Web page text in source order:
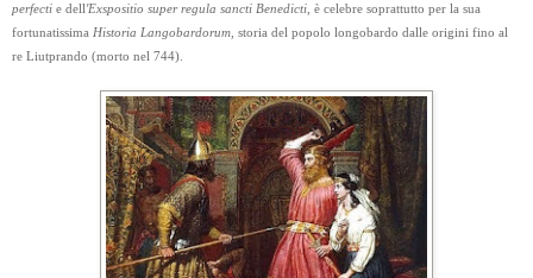
perfecti e dell'Exspositio super regula sancti Benedicti , è celebre soprattutto per la sua
fortunatissima Historia Langobardorum , storia del popolo longobardo dalle origini fino al
re Liutprando (morto nel 744).